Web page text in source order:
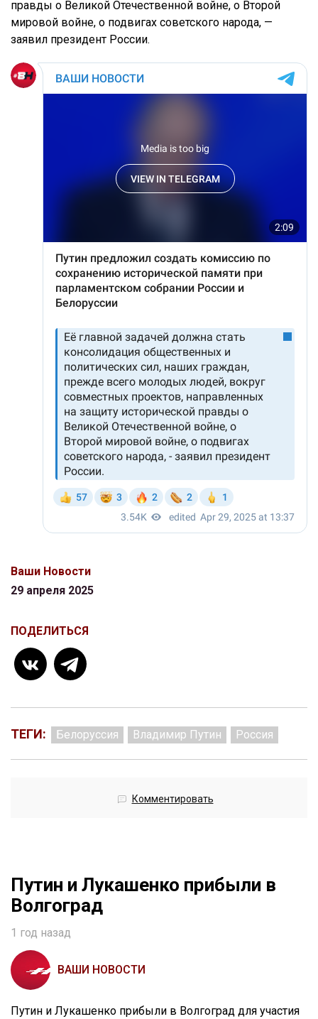
правды о Великой Отечественной войне, о Второй
мировой войне, о подвигах советского народа, —
заявил президент России.
Ваши Новости
29 апреля 2025
ПОДЕЛИТЬСЯ
ТЕГИ: Белоруссия Владимир Путин Россия
Комментировать
Путин и Лукашенко прибыли в
Волгоград
1 год назад
ВАШИ НОВОСТИ
Путин и Лукашенко прибыли в Волгоград для участия